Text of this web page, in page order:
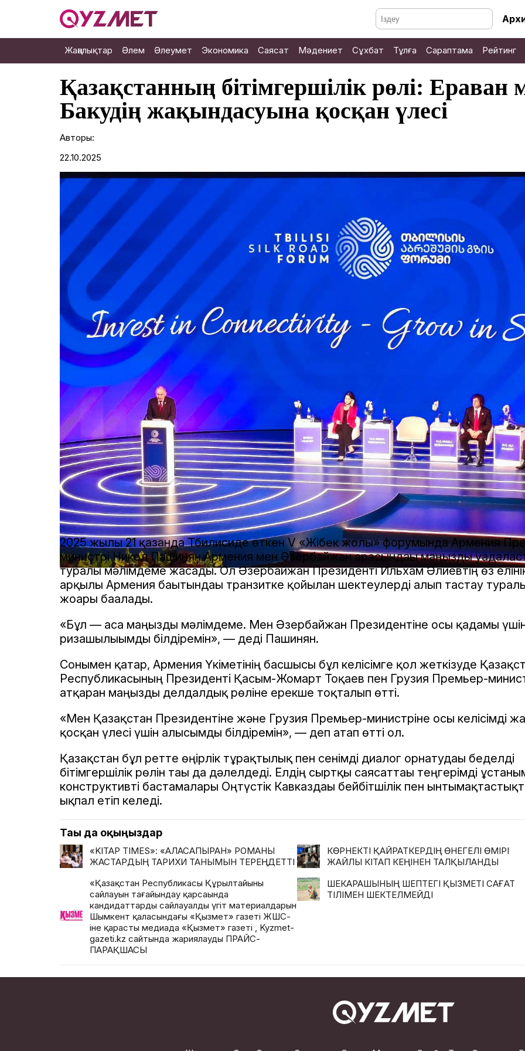
Жаңалықтар Әлем Әлеумет Экономика Саясат Мәдениет Сұхбат Тұлға Сараптама Рейтинг
Қазақстанның бітімгершілік рөлі: Ераван
Бакудің жақындасуына қосқан үлесі
Авторы:
22.10.2025
2025 жылғы 21 қазанда Тбилисиде өткен V «Жібек жолы» форумында Армения
министрі Никол Пашинян Армения мен Әзербайжан арасындағы маңызды
туралы мәлімдеме жасады. Ол Әзербайжан Президенті Ильхам Әлиевтің өз
арқылы Армения бағытындағы транзитке қойылған шектеулерді алып тастау
жоғары бағалады.
«Бұл — аса маңызды мәлімдеме. Мен Әзербайжан Президентіне осы қадамы
ризашылығымды білдіремін», — деді Пашинян.
Сонымен қатар, Армения Үкіметінің басшысы бұл келісімге қол жеткізуде
Республикасының Президенті Қасым-Жомарт Тоқаев пен Грузия Премьер-
атқарған маңызды делдалдық рөліне ерекше тоқталып өтті.
«Мен Қазақстан Президентіне және Грузия Премьер-министріне осы келісімді
қосқан үлесі үшін алғысымды білдіремін», — деп атап өтті ол.
Қазақстан бұл ретте өңірлік тұрақтылық пен сенімді диалог орнатудағы беделді
бітімгершілік рөлін тағы да дәлелдеді. Елдің сыртқы саясаттағы теңгерімді
конструктивті бастамалары Оңтүстік Кавказдағы бейбітшілік пен
ықпал етіп келеді.
Тағы да оқыңыздар
«KITAP TIMES»: «АЛАСАПЫРАН» РОМАНЫ
ЖАСТАРДЫҢ ТАРИХИ ТАНЫМЫН ТЕРЕҢДЕТТІ
КӨРНЕКТІ ҚАЙРАТКЕРДІҢ ӨНЕГЕЛІ ӨМІРІ
ЖАЙЛЫ КІТАП КЕҢІНЕН ТАЛҚЫЛАНДЫ
«Қазақстан Республикасы Құрылтайының
сайлауын тағайындау қарсаңында
кандидаттардың сайлауалды үгіт материалдарын
Шымкент қаласындағы «Қызмет» газеті ЖШС-
іне қарасты медиада «Қызмет» газеті , Kyzmet-
gazeti.kz сайтында жариялаудың ПРАЙС-
ПАРАҚШАСЫ
ШЕКАРАШЫНЫҢ ШЕПТЕГІ ҚЫЗМЕТІ САҒАТ
ТІЛІМЕН ШЕКТЕЛМЕЙДІ